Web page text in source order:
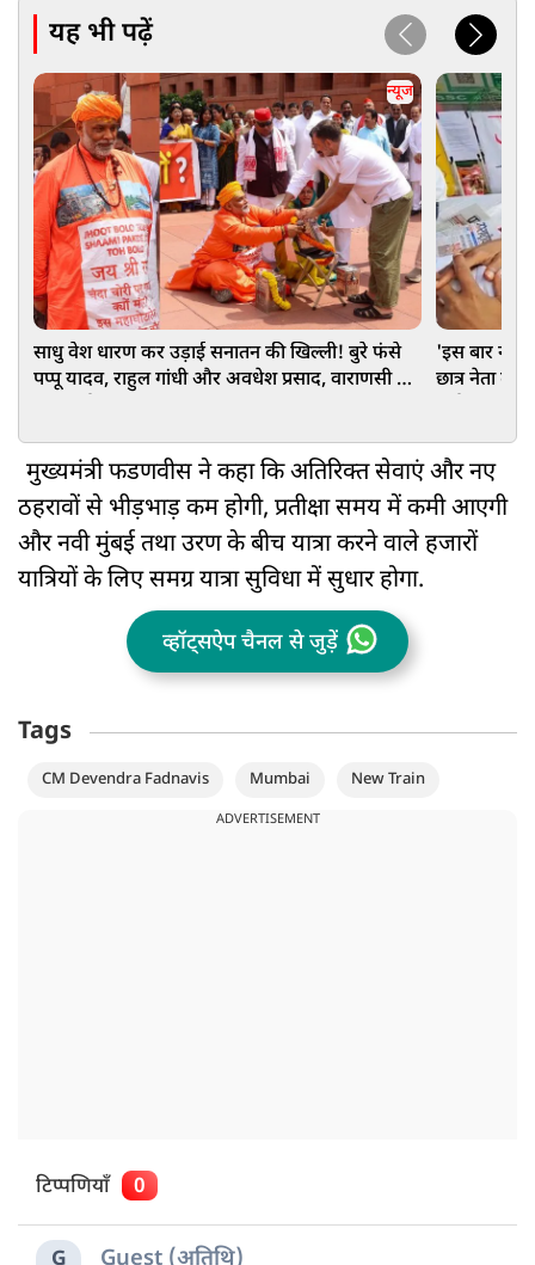
यह भी पढ़ें
न्यूज
साधु वेश धारण कर उड़ाई सनातन की खिल्ली! बुरे फंसे
पप्‍पू यादव, राहुल गांधी और अवधेश प्रसाद, वाराणसी में
'इस बार
छात्र नेता
मुख्यमंत्री फडणवीस ने कहा कि अतिरिक्त सेवाएं और नए
ठहरावों से भीड़भाड़ कम होगी, प्रतीक्षा समय में कमी आएगी
और नवी मुंबई तथा उरण के बीच यात्रा करने वाले हजारों
यात्रियों के लिए समग्र यात्रा सुविधा में सुधार होगा.
व्हॉट्सऐप चैनल से जुड़ें
Tags
CM Devendra Fadnavis Mumbai New Train
ADVERTISEMENT
टिप्पणियाँ 0